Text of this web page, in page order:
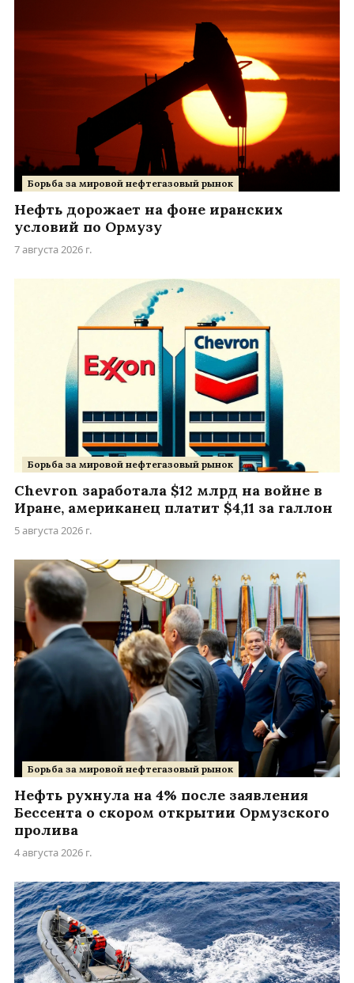
Борьба за мировой нефтегазовый рынок
Нефть дорожает на фоне иранских
условий по Ормузу
7 августа 2026 г.
Борьба за мировой нефтегазовый рынок
Chevron заработала $12 млрд на войне в
Иране, американец платит $4,11 за галлон
5 августа 2026 г.
Борьба за мировой нефтегазовый рынок
Нефть рухнула на 4% после заявления
Бессента о скором открытии Ормузского
пролива
4 августа 2026 г.